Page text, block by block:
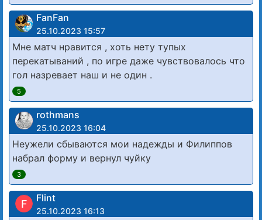
FanFan
25.10.2023 15:57
Мне матч нравится , хоть нету тупых
перекатываний , по игре даже чувствовалось что
гол назревает наш и не один .
5
rothmans
25.10.2023 16:04
Неужели сбываются мои надежды и Филиппов
набрал форму и вернул чуйку
3
F Flint
25.10.2023 16:13